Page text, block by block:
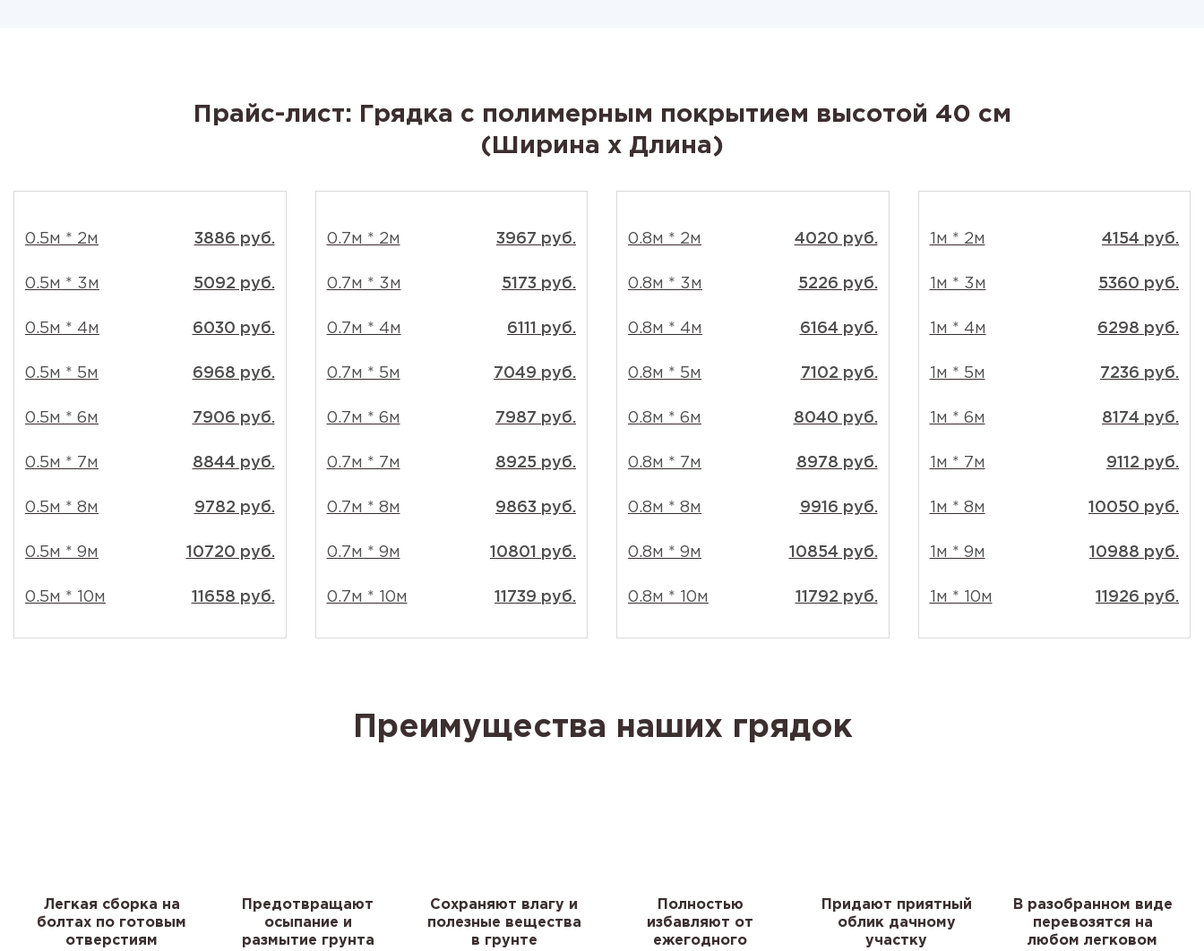
Прайс-лист: Грядка с полимерным покрытием высотой 40 см
(Ширина x Длина)
0.5м * 2м 3886 руб.
0.5м * 3м 5092 руб.
0.5м * 4м 6030 руб.
0.5м * 5м 6968 руб.
0.5м * 6м 7906 руб.
0.5м * 7м 8844 руб.
0.5м * 8м 9782 руб.
0.5м * 9м 10720 руб.
0.5м * 10м 11658 руб.
0.7м * 2м 3967 руб.
0.7м * 3м 5173 руб.
0.7м * 4м 6111 руб.
0.7м * 5м 7049 руб.
0.7м * 6м 7987 руб.
0.7м * 7м 8925 руб.
0.7м * 8м 9863 руб.
0.7м * 9м 10801 руб.
0.7м * 10м 11739 руб.
0.8м * 2м 4020 руб.
0.8м * 3м 5226 руб.
0.8м * 4м 6164 руб.
0.8м * 5м 7102 руб.
0.8м * 6м 8040 руб.
0.8м * 7м 8978 руб.
0.8м * 8м 9916 руб.
0.8м * 9м 10854 руб.
0.8м * 10м 11792 руб.
1м * 2м 4154 руб.
1м * 3м 5360 руб.
1м * 4м 6298 руб.
1м * 5м 7236 руб.
1м * 6м 8174 руб.
1м * 7м 9112 руб.
1м * 8м 10050 руб.
1м * 9м 10988 руб.
1м * 10м 11926 руб.
Преимущества наших грядок
Легкая сборка на
болтах по готовым
отверстиям
Предотвращают
осыпание и
размытие грунта
Сохраняют влагу и
полезные вещества
в грунте
Полностью
избавляют от
ежегодного
Придают приятный
облик дачному
участку
В разобранном виде
перевозятся на
любом легковом